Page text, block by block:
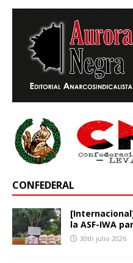
CONFEDERAL
la ASF-IWA
30th julio 2026